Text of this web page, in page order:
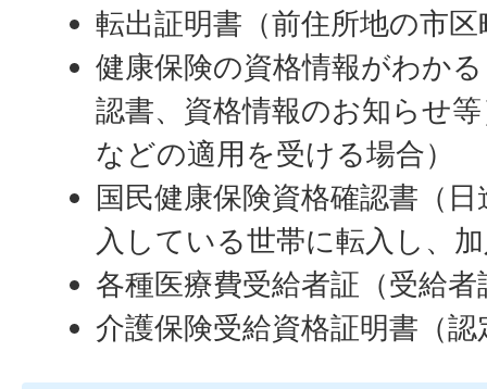
転出証明書（前住所地の市
健康保険の資格情報がわか
認書、資格情報のお知らせ
などの適用を受ける場合）
国民健康保険資格確認書（
入している世帯に転入し、
各種医療費受給者証（受給
介護保険受給資格証明書（